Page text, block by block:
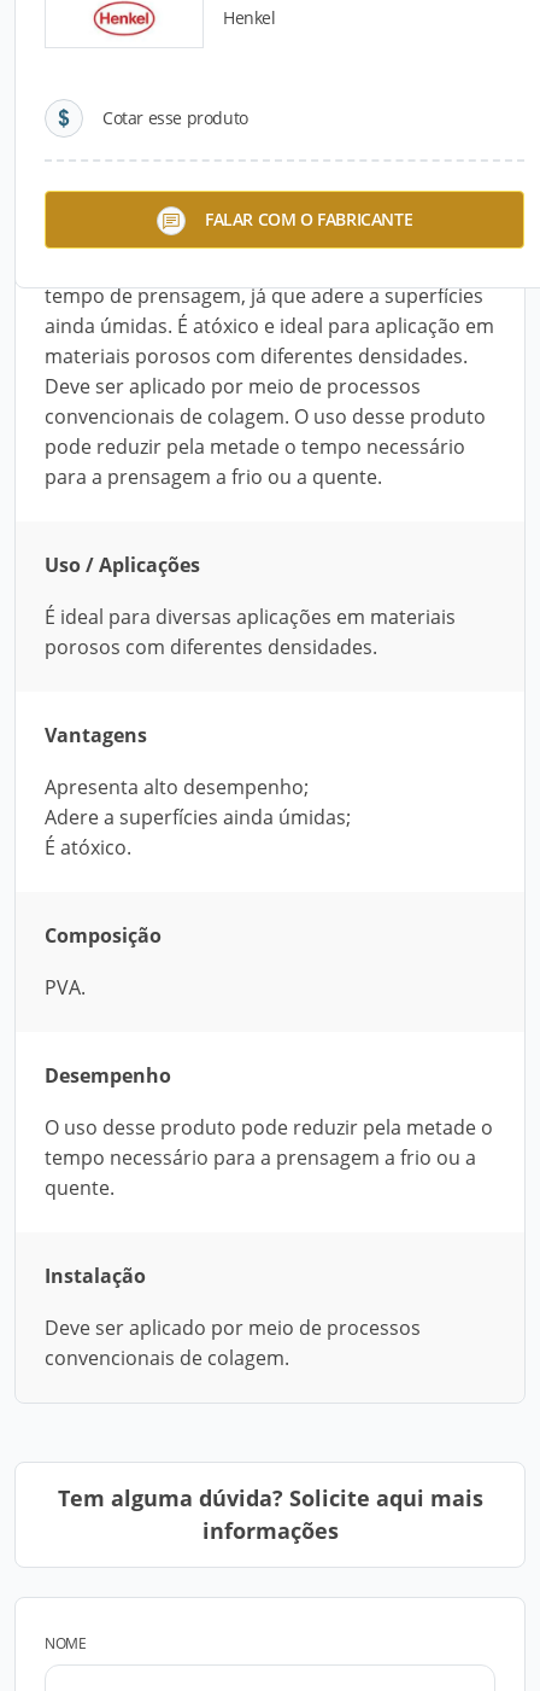
Henkel
Cotar esse produto
FALAR COM O FABRICANTE
Detalhes do produto
Descrição do Produto
O Cascola Cascorez Secagem Rápida é um
adesivo à base de PVA com alto desempenho
tempo de prensagem, já que adere a superfícies
ainda úmidas. É atóxico e ideal para aplicação em
materiais porosos com diferentes densidades.
Deve ser aplicado por meio de processos
convencionais de colagem. O uso desse produto
pode reduzir pela metade o tempo necessário
para a prensagem a frio ou a quente.
Uso / Aplicações
É ideal para diversas aplicações em materiais
porosos com diferentes densidades.
Vantagens
Apresenta alto desempenho;
Adere a superfícies ainda úmidas;
É atóxico.
Composição
PVA.
Desempenho
O uso desse produto pode reduzir pela metade o
tempo necessário para a prensagem a frio ou a
quente.
Instalação
Deve ser aplicado por meio de processos
convencionais de colagem.
Tem alguma dúvida? Solicite aqui mais
informações
NOME